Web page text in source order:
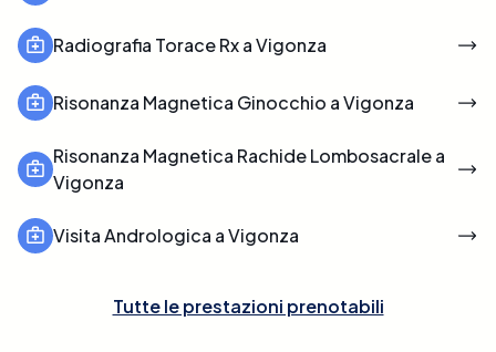
Radiografia Torace Rx a Vigonza
Risonanza Magnetica Ginocchio a Vigonza
Risonanza Magnetica Rachide Lombosacrale a
Vigonza
Visita Andrologica a Vigonza
Tutte le prestazioni prenotabili